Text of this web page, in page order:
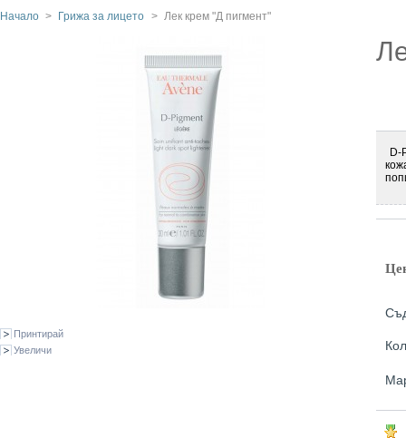
Начало > Грижа за лицето > Лек крем "Д пигмент"
Принтирай
Увеличи
D-